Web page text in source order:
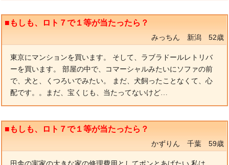
■もしも、ロト７で１等が当たったら？
みっちん 新潟 52歳
東京にマンションを買います。 そして、ラブラドールレトリバ
ーを買います。 部屋の中で、コマーシャルみたいにソファの前
で、犬と、くつろいでみたい。 まだ、犬飼ったことなくて、心
配です。。まだ、宝くじも、当たってないけど…
■もしも、ロト７で１等が当たったら？
かずりん 千葉 59歳